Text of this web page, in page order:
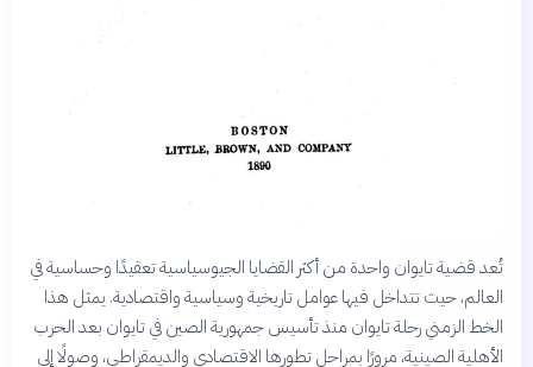
تُعد قضية تايوان واحدة من أكثر القضايا الجيوسياسية تعقيدًا وحساسية في
العالم، حيث تتداخل فيها عوامل تاريخية وسياسية واقتصادية. يمثل هذا
الخط الزمني رحلة تايوان منذ تأسيس جمهورية الصين في تايوان بعد الحرب
الأهلية الصينية، مرورًا بمراحل تطورها الاقتصادي والديمقراطي، وصولًا إلى